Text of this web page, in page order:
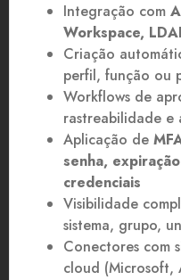
Integração com
Workspace,
Criação
perfil, função ou
Workflows de
rastreabilidade e
Aplicação de
senha,
credenciais
Visibilidade
sistema, grupo,
Conectores com
cloud (Microsoft,